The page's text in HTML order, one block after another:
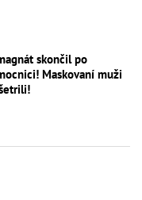
skončil po
Maskovaní muži